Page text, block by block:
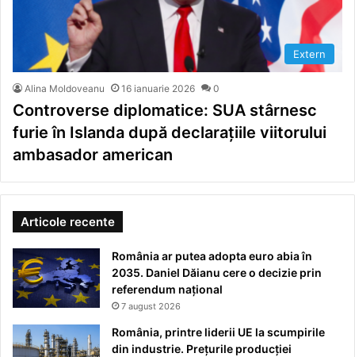
Extern
Alina Moldoveanu 16 ianuarie 2026 0
Controverse diplomatice: SUA stârnesc
furie în Islanda după declarațiile viitorului
ambasador american
Articole recente
România ar putea adopta euro abia în
2035. Daniel Dăianu cere o decizie prin
referendum național
7 august 2026
România, printre liderii UE la scumpirile
din industrie. Prețurile producției